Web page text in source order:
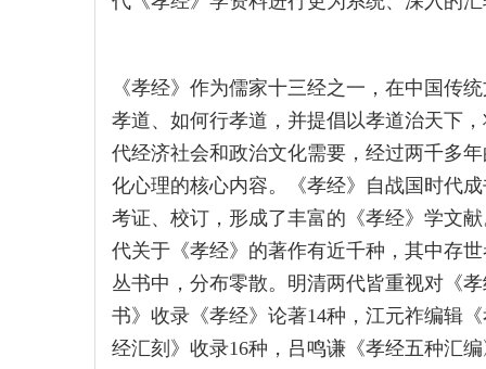
《孝经》作为儒家十三经之一，在中国传
孝道、如何行孝道，并提倡以孝道治天下
代经济社会和政治文化需要，经过两千多
化心理的核心内容。《孝经》自战国时代
考证、校订，形成了丰富的《孝经》学文
代关于《孝经》的著作有近千种，其中存
丛书中，分布零散。明清两代皆重视对《
书》收录《孝经》论著14种，江元祚编辑
经汇刻》收录16种，吕鸣谦《孝经五种汇